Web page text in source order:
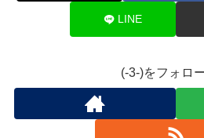
LINE
(-3-)をフォロ